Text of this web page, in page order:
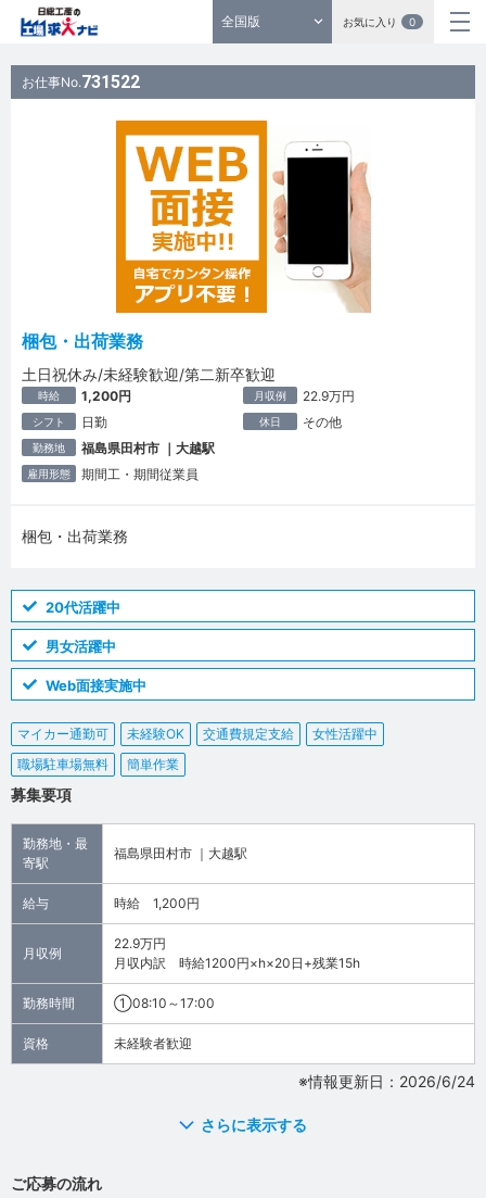
全国版 お気に入り 0
お仕事No.731522
梱包・出荷業務
土日祝休み/未経験歓迎/第二新卒歓迎
時給 1,200円 月収例 22.9万円
シフト 日勤 休日 その他
勤務地 福島県田村市 ｜大越駅
雇用形態 期間工・期間従業員
梱包・出荷業務
20代活躍中
男女活躍中
Web面接実施中
マイカー通勤可 未経験OK 交通費規定支給
女性活躍中
職場駐車場無料
簡単作業
募集要項
勤務地・最
寄駅
福島県田村市 ｜大越駅
給与 時給 1,200円
月収例
22.9万円
月収内訳 時給1200円×h×20日+残業15h
勤務時間 ①08:10～17:00
資格 未経験者歓迎
※情報更新日：2026/6/24
さらに表示する
ご応募の流れ